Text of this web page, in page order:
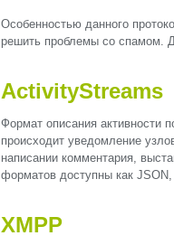
Особенностью данного
решить проблемы со спамом.
ActivityStreams
Формат описания активности
происходит уведомление
написании комментария,
форматов доступны как JSON
XMPP